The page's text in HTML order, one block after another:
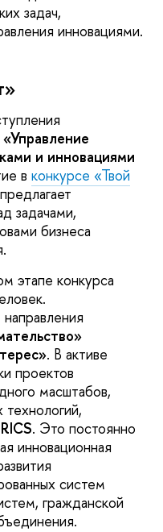
задач,
инновациями.
«Управление
и инновациями
в конкурсе «Твой
задачами,
бизнеса
этапе конкурса
. В активе
проектов
масштабов,
. Это постоянно
инновационная
систем
гражданской